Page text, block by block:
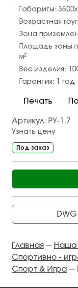
Габариты:
Возрастная
Зона
Площадь зоны
м2
Вес изделия:
Гарантия:
1 год
Печать
Артикул: РУ-1.7
Узнать цену
Под заказ
DWG
Главная — Наша
Спортивно -
Спорт & Игра —